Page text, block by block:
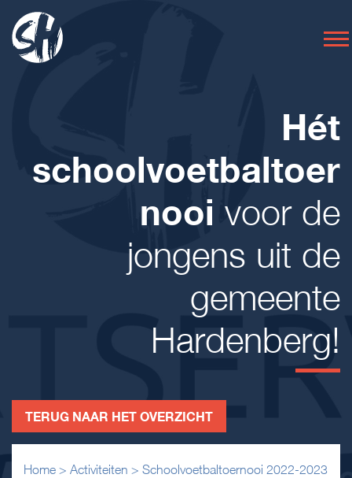
Hét
schoolvoetbaltoer
nooi voor de
jongens uit de
gemeente
Hardenberg!
TERUG NAAR HET OVERZICHT
Home > Activiteiten > Schoolvoetbaltoernooi 2022-2023